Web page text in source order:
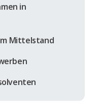
in
Mittelstand